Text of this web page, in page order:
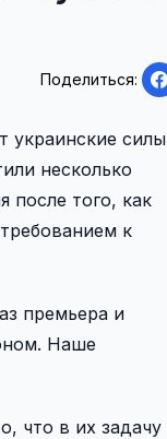
Поделиться:
украинские силы
несколько
после того, как
к
премьера и
Наше
что в их задачу